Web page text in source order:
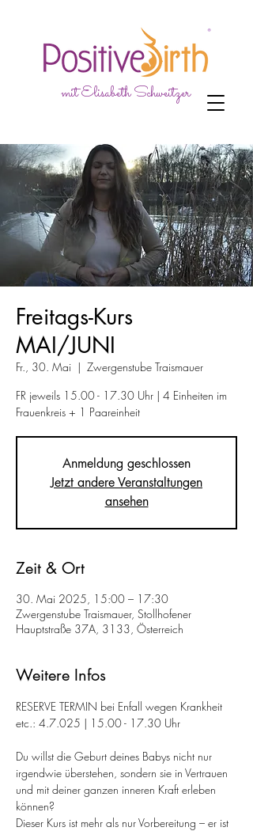
mit Elisabeth Schweitzer
Freitags-Kurs
MAI/JUNI
Fr., 30. Mai
  |
Zwergenstube Traismauer
FR jeweils 15.00 - 17.30 Uhr | 4 Einheiten im
Frauenkreis + 1 Paareinheit
Anmeldung geschlossen
Jetzt andere Veranstaltungen
ansehen
Zeit & Ort
30. Mai 2025, 15:00 – 17:30
Zwergenstube Traismauer, Stollhofener
Hauptstraße 37A, 3133, Österreich
Weitere Infos
RESERVE TERMIN bei Enfall wegen Krankheit
etc.: 4.7.025 | 15.00 - 17.30 Uhr
Du willst die Geburt deines Babys nicht nur
irgendwie überstehen, sondern sie in Vertrauen
und mit deiner ganzen inneren Kraft erleben
können?
Dieser Kurs ist mehr als nur Vorbereitung – er ist